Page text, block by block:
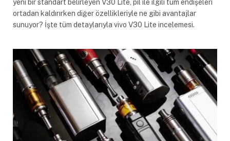
yeni bir standart belirleyen V30 Lite, pil ile ilgili tüm endişeleri
ortadan kaldırırken diğer özellikleriyle ne gibi avantajlar
sunuyor? İşte tüm detaylarıyla vivo V30 Lite incelemesi.